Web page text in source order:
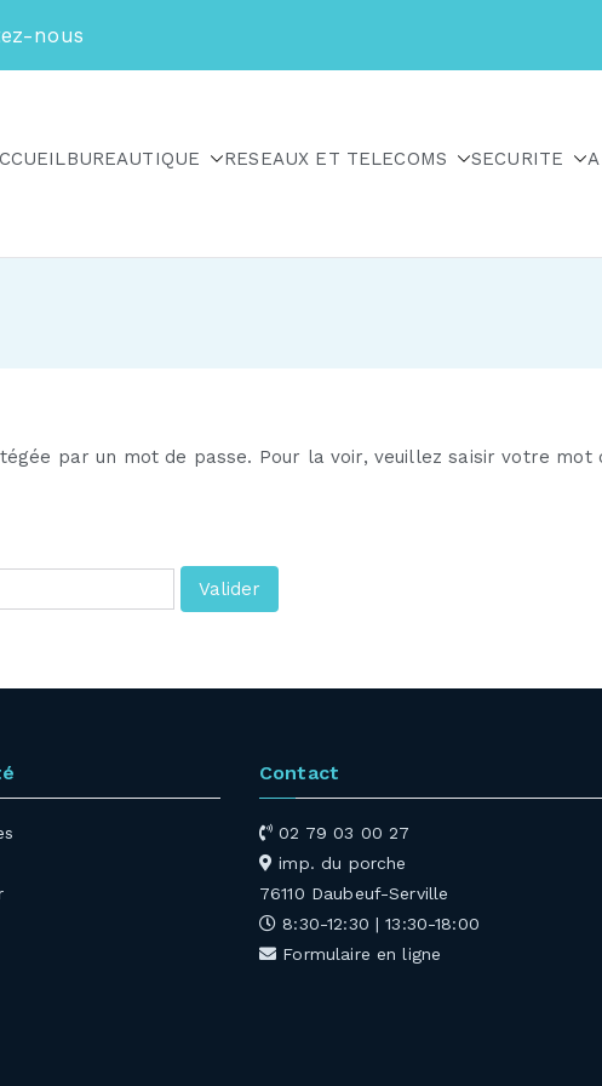
nous
BUREAUTIQUE RESEAUX ET TELECOMS SECURITE
par un mot de passe. Pour la voir, veuillez saisir votre mot
Contact
02 79 03 00 27
imp. du porche
76110 Daubeuf-Serville
8:30-12:30 | 13:30-18:00
Formulaire en ligne